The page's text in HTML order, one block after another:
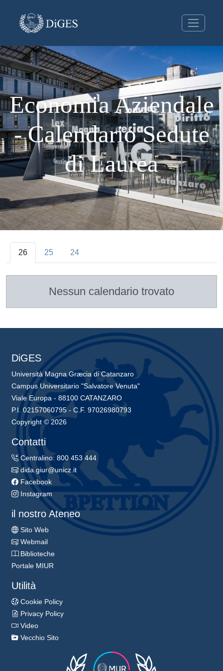
Economia Aziendale
- Calendario Sedute
di Laurea
26 25 24
Nessun calendario trovato
DiGES
Università Magna Græcia di Catanzaro
Campus Universitario "Salvatore Venuta"
Viale Europa - 88100 CATANZARO
P.I. 02157060795 - C.F. 97026980793
Copyright © 2026
Contatti
Centralino: 800 453 444
dida.giur@unicz.it
Facebook
Instagram
il nostro Ateneo
Sito Web
Webmail
Biblioteche
Portale MIUR
Utilità
Cookie Policy
Privacy Policy
Video
Vecchio Sito